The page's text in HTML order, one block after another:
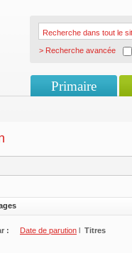
> Recherche avancée
Primaire
: Date de parution l Titres